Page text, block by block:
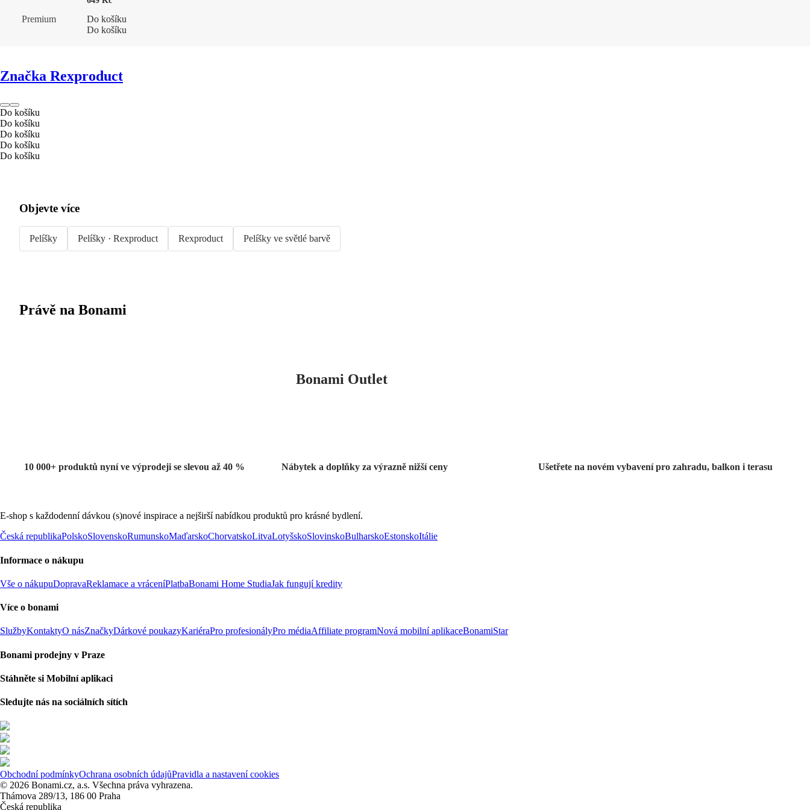
Premium
Do košíku
Do košíku
Značka Rexproduct
Do košíku
Do košíku
Do košíku
Do košíku
Do košíku
Objevte více
Pelíšky Pelíšky · Rexproduct Rexproduct Pelíšky ve světlé barvě
Právě na Bonami
10 000+ produktů nyní ve výprodeji se slevou až 40 %
Bonami Outlet
Nábytek a doplňky za výrazně nižší ceny Ušetřete na novém vybavení pro zahradu, balkon i terasu
E-shop s každodenní dávkou (s)nové inspirace a nejširší nabídkou produktů pro krásné bydlení.
Česká republikaPolskoSlovenskoRumunskoMaďarskoChorvatskoLitvaLotyšskoSlovinskoBulharskoEstonskoItálie
Informace o nákupu
Vše o nákupuDopravaReklamace a vráceníPlatbaBonami Home StudiaJak fungují kredity
Více o bonami
SlužbyKontaktyO násZnačkyDárkové poukazyKariéraPro profesionályPro médiaAffiliate programNová mobilní aplikaceBonamiStar
Bonami prodejny v Praze
Stáhněte si Mobilní aplikaci
Sledujte nás na sociálních sítích
Obchodní podmínkyOchrana osobních údajůPravidla a nastavení cookies
© 2026 Bonami.cz, a.s. Všechna práva vyhrazena.
Thámova 289/13, 186 00 Praha
Česká republika